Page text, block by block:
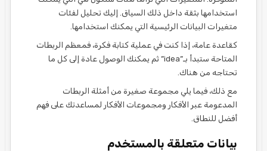
استخدامها بثقة داخل ذلك السياق. إليك تحليل لفئات
متغيرات البيانات الرئيسية التي يمكنك استخدامها.
كقاعدة عامة، إذا كنت في عملية كتابة فكرة، فمعظم الربطات
المتاحة ستبدأ بـ”idea” ثم يمكنك الوصول عادة إلى كل ما
تحتاجه من هناك.
مع ذلك، فيما يلي مجموعة صغيرة من أمثلة الربطات
المدعومة عبر الأفكار ومجموعات الأفكار لمساعدتك على فهم
أفضل للنطاق.
بيانات متعلقة بالمستخدم